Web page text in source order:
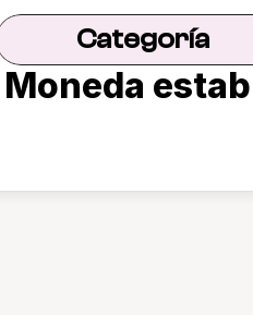
Categoría
Moneda